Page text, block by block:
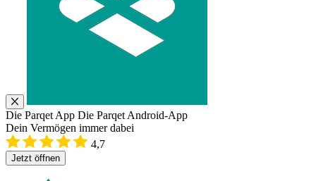
Die Parqet App Die Parqet Android-App
Dein Vermögen immer dabei
4,7
Jetzt öffnen